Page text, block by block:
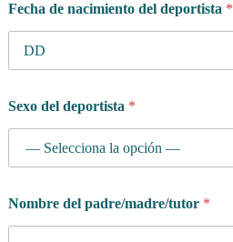
Fecha de nacimiento del deportista *
Sexo del deportista *
Nombre del padre/madre/tutor *